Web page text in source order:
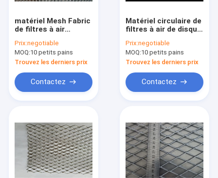
matériel Mesh Fabric
de filtres à air
de 0.6mm 1M * 20
M/Roll
Prix:negotiable
MOQ:10 petits pains
Trouvez les derniers prix
Contactez
Matériel circulaire de
filtres à air de disque
maille d'acier
inoxydable de 70
microns
Prix:negotiable
MOQ:10 petits pains
Trouvez les derniers prix
Contactez